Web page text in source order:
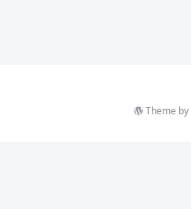
Theme by